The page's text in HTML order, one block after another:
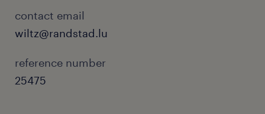
contact email
wiltz@randstad.lu
reference number
25475